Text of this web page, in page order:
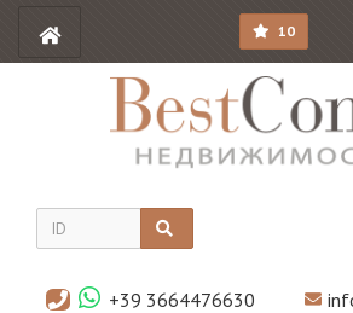
10
+39 3664476630